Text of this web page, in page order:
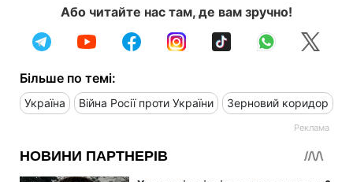
Або читайте нас там, де вам зручно!
Більше по темі:
Україна Війна Росії проти України Зерновий коридор